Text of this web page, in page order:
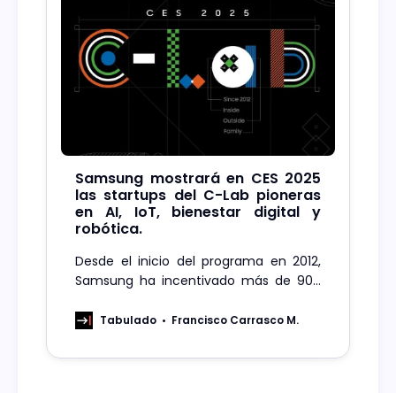
Samsung mostrará en CES 2025
las startups del C-Lab pioneras
en AI, IoT, bienestar digital y
robótica.
Desde el inicio del programa en 2012,
Samsung ha incentivado más de 900
Tabulado Francisco Carrasco M.